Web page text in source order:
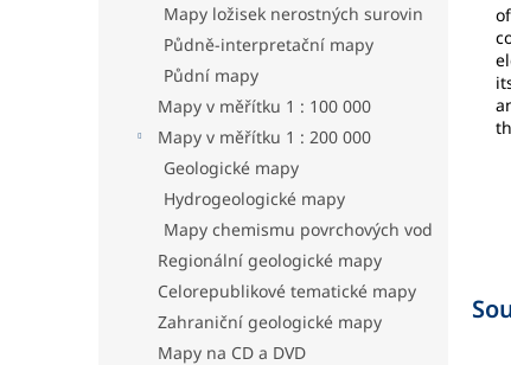
Mapy ložisek nerostných surovin
Půdně-interpretační mapy
Půdní mapy
Mapy v měřítku 1 : 100 000
Mapy v měřítku 1 : 200 000
Geologické mapy
Hydrogeologické mapy
Mapy chemismu povrchových vod
Regionální geologické mapy
Celorepublikové tematické mapy
Zahraniční geologické mapy
Mapy na CD a DVD